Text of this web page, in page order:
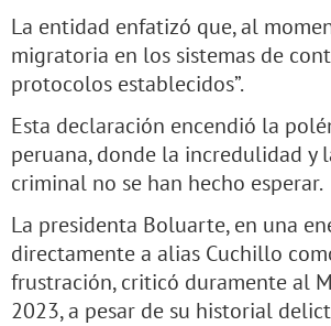
La entidad enfatizó que, al
migratoria en los sistemas de
protocolos establecidos”.
Esta declaración encendió la
peruana, donde la incredulidad y
criminal no se han hecho esperar.
La presidenta Boluarte, en una
directamente a alias Cuchillo
frustración, criticó duramente al
2023, a pesar de su historial